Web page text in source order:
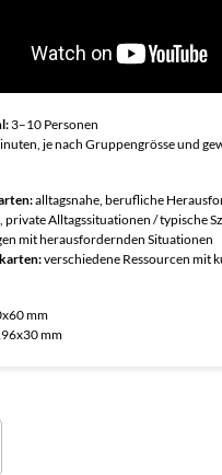
3–10 Personen
je nach Gruppengrösse und
alltagsnahe, berufliche
private Alltagssituationen / typische
mit herausfordernden Situationen
verschiedene Ressourcen mit
mm
mm